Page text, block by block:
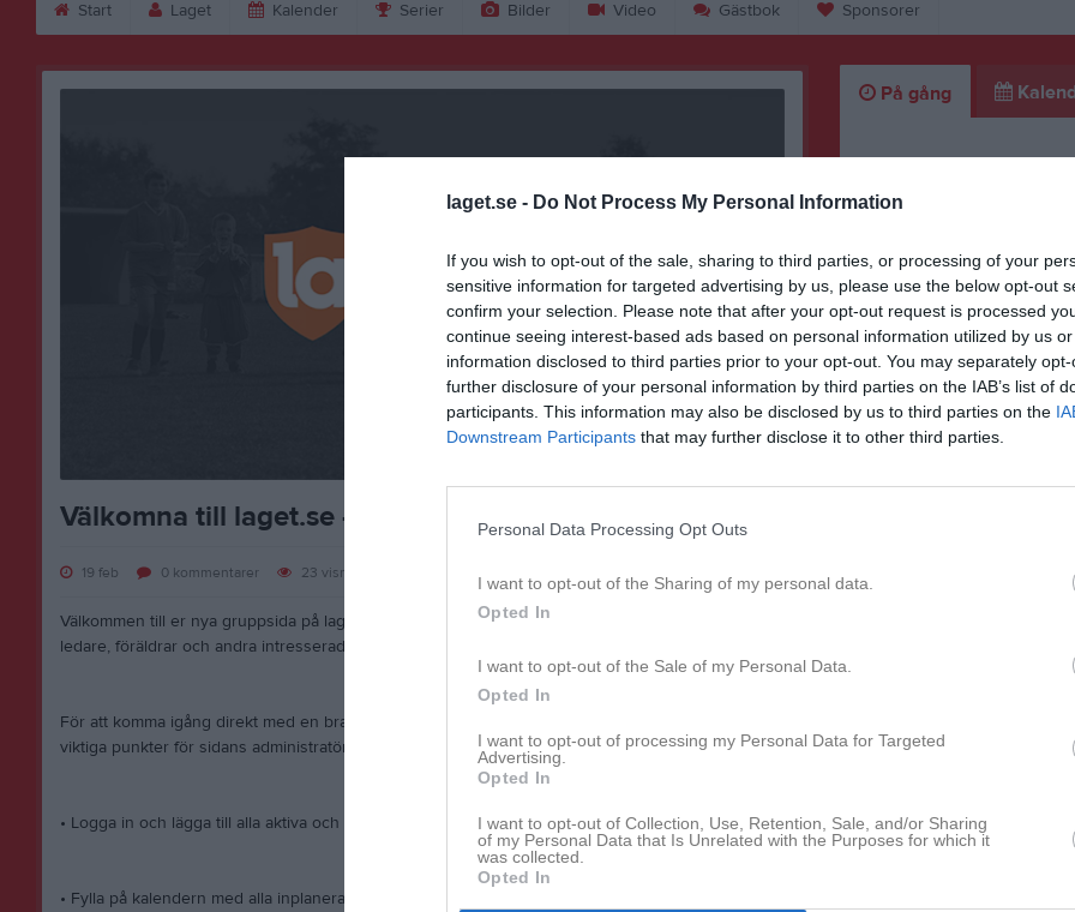
laget.se - Do Not Process My Personal Information
If you wish to opt-out of the sale, sharing to third parties, or processing of your
sensitive information for targeted advertising by us, please use the below opt-out
confirm your selection. Please note that after your opt-out request is processed
continue seeing interest-based ads based on personal information utilized by us
information disclosed to third parties prior to your opt-out. You may separately
further disclosure of your personal information by third parties on the IAB’s list of
participants. This information may also be disclosed by us to third parties on the
Downstream Participants that may further disclose it to other third parties.
Personal Data Processing Opt Outs
I want to opt-out of the Sharing of my personal data.
Opted In
I want to opt-out of the Sale of my Personal Data.
Opted In
I want to opt-out of processing my Personal Data for Targeted
Advertising.
Opted In
I want to opt-out of Collection, Use, Retention, Sale, and/or Sharing
of my Personal Data that Is Unrelated with the Purposes for which it
was collected.
Opted In
Start Laget Kalender Serier Bilder Video Gästbok Sponsorer
Välkomna till laget.se – Här finns viktig information!
19 feb 0 kommentarer 23 visningar Tweeta
Välkommen till er nya gruppsida på laget.se! Den blir central i all kommunikation mellan aktiva,
ledare, föräldrar och andra intresserade.
För att komma igång direkt med en bra kommunikation i och omkring gruppen finns ett antal
viktiga punkter för sidans administratör:
• Logga in och lägga till alla aktiva och ledare under Medlemmar.
• Fylla på kalendern med alla inplanerade aktiviteter. Matcher läggs till via Serier medan träningar
På gång
Ingen video uppladdad
Logga in och ladda upp ert första